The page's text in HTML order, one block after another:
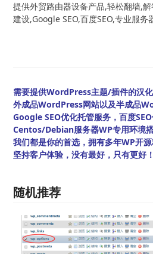
提供外贸路由器设备产品,轻松翻墙,
建设,Google SEO,百度SEO,专业服务
需要提供WordPress主题/插件的汉
外成品WordPress网站以及半成品
Google SEO优化托管服务，百度
Centos/Debian服务器WP专用环境
我们都是你的首选，拥有多年WP开
坚持客户体验，没有最好，只有更好！
随机推荐